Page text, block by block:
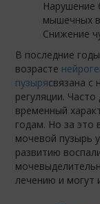
Нарушение
мышечных
Снижение
В последние
возрасте
пузырясвязана с
регуляции.
временный
годам. Но за это
мочевой пузырь
развитию
лечению и могут